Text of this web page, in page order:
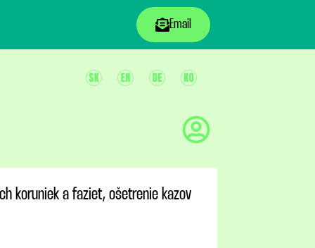
Email
koruniek a faziet, ošetrenie kazov